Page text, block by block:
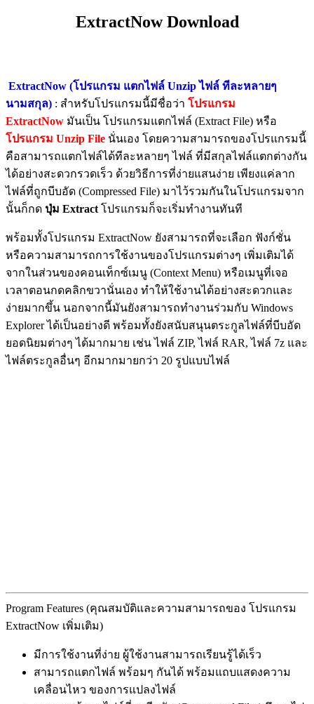
ExtractNow Download
ExtractNow (โปรแกรม แตกไฟล์ Unzip ไฟล์ ทีละหลายๆ
นามสกุล) : สำหรับโปรแกรมนี้มีชื่อว่า โปรแกรม
ExtractNow มันเป็น โปรแกรมแตกไฟล์ (Extract File) หรือ
โปรแกรม Unzip File นั่นเอง โดยความสามารถของโปรแกรมนี้
คือสามารถแตกไฟล์ได้ทีละหลายๆ ไฟล์ ที่มีสกุลไฟล์แตกต่างกัน
ได้อย่างสะดวกรวดเร็ว ด้วยวิธีการที่ง่ายแสนง่าย เพียงแค่ลาก
ไฟล์ที่ถูกบีบอัด (Compressed File) มาไว้รวมกันในโปรแกรมจาก
นั้นก็กด ปุ่ม Extract โปรแกรมก็จะเริ่มทำงานทันที
พร้อมทั้งโปรแกรม ExtractNow ยังสามารถที่จะเลือก ฟังก์ชั่น
หรือความสามารถการใช้งานของโปรแกรมต่างๆ เพิ่มเติมได้
จากในส่วนของคอนเท็กซ์เมนู (Context Menu) หรือเมนูที่เจอ
เวลาตอนกดคลิกขวานั่นเอง ทำให้ใช้งานได้อย่างสะดวกและ
ง่ายมากขึ้น นอกจากนี้มันยังสามารถทำงานร่วมกับ Windows
Explorer ได้เป็นอย่างดี พร้อมทั้งยังสนับสนุนตระกูลไฟล์ที่บีบอัด
ยอดนิยมต่างๆ ได้มากมาย เช่น ไฟล์ ZIP, ไฟล์ RAR, ไฟล์ 7z และ
ไฟล์ตระกูลอื่นๆ อีกมากมายกว่า 20 รูปแบบไฟล์
Program Features (คุณสมบัติและความสามารถของ โปรแกรม
ExtractNow เพิ่มเติม)
มีการใช้งานที่ง่าย ผู้ใช้งานสามารถเรียนรู้ได้เร็ว
สามารถแตกไฟล์ พร้อมๆ กันได้ พร้อมแถบแสดงความ
เคลื่อนไหว ของการแปลงไฟล์